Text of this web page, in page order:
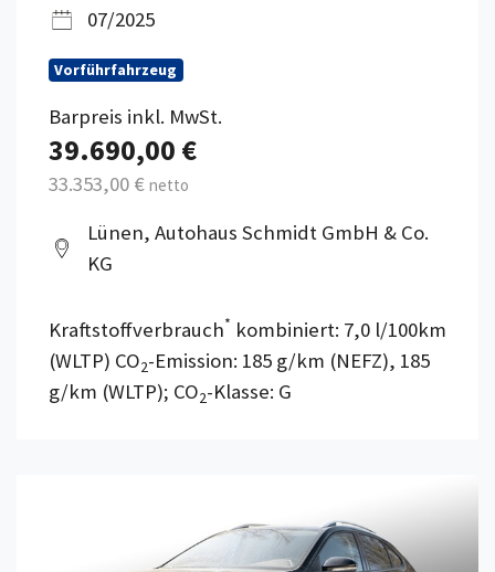
07/2025
Vorführfahrzeug
Barpreis inkl. MwSt.
39.690,00 €
33.353,00 € netto
Lünen, Autohaus Schmidt GmbH & Co.
KG
Kraftstoffverbrauch* kombiniert: 7,0 l/100km
(WLTP) CO2-Emission: 185 g/km (NEFZ), 185
g/km (WLTP); CO2-Klasse: G